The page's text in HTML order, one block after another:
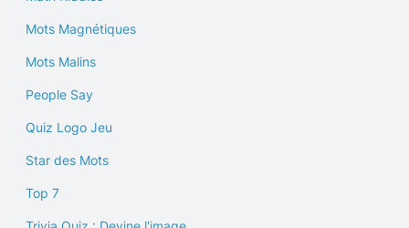
Mots Magnétiques
Mots Malins
People Say
Quiz Logo Jeu
Star des Mots
Top 7